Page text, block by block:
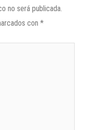
no será publicada.
con *